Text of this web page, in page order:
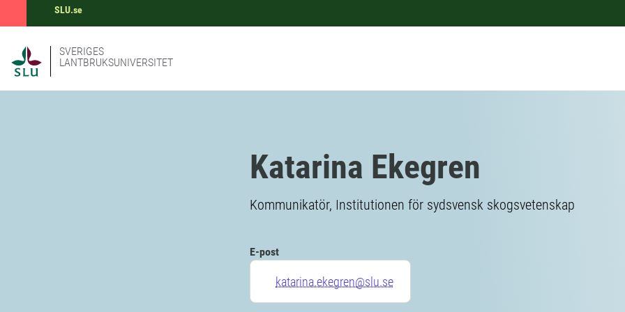
SLU.se
SVERIGES
LANTBRUKSUNIVERSITET
Katarina Ekegren
Kommunikatör, Institutionen för sydsvensk skogsvetenskap
E-post
katarina.ekegren@slu.se